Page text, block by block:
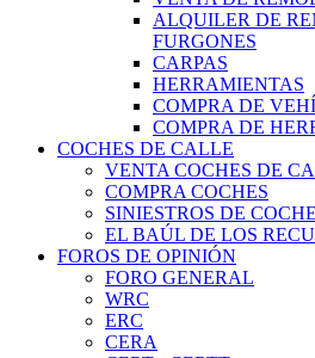
ALQUILER DE
FURGONES
CARPAS
HERRAMIENTAS
COMPRA DE
COMPRA DE
COCHES DE CALLE
VENTA COCHES DE
COMPRA COCHES
SINIESTROS DE
EL BAÚL DE LOS
FOROS DE OPINIÓN
FORO GENERAL
WRC
ERC
CERA